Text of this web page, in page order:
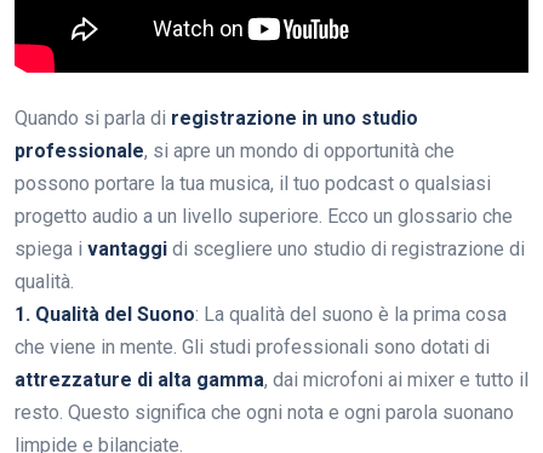
Quando si parla di registrazione in uno studio
professionale, si apre un mondo di opportunità che
possono portare la tua musica, il tuo podcast o qualsiasi
progetto audio a un livello superiore. Ecco un glossario che
spiega i vantaggi di scegliere uno studio di registrazione di
qualità.
1. Qualità del Suono: La qualità del suono è la prima cosa
che viene in mente. Gli studi professionali sono dotati di
attrezzature di alta gamma, dai microfoni ai mixer e tutto il
resto. Questo significa che ogni nota e ogni parola suonano
limpide e bilanciate.